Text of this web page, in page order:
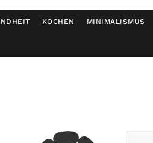
KOCHEN MINIMALISMUS